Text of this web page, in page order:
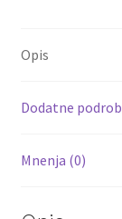
k
Opis
Dodatne
Mnenja (0)